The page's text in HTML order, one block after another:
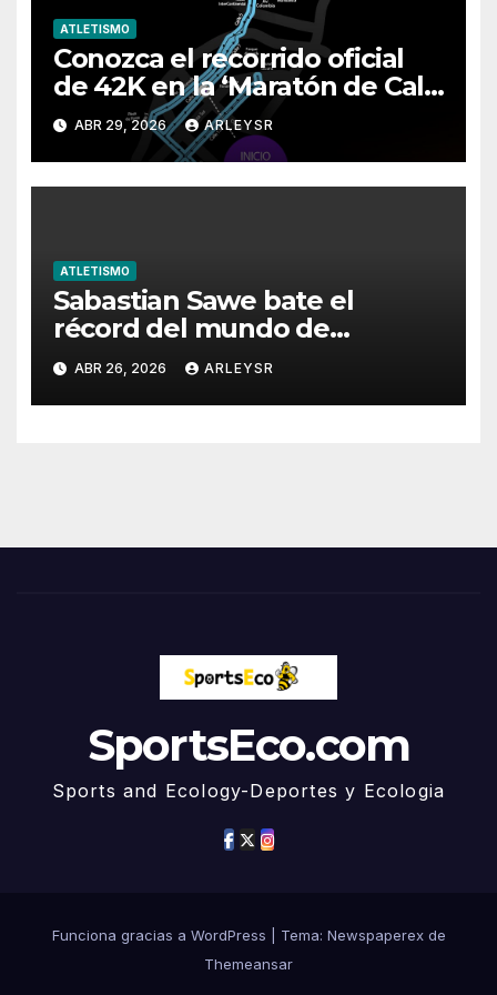
ATLETISMO
Conozca el recorrido oficial
de 42K en la ‘Maratón de Cali
2026’
ABR 29, 2026 ARLEYSR
ATLETISMO
Sabastian Sawe bate el
récord del mundo de
maratón en Londres 2026
ABR 26, 2026 ARLEYSR
SportsEco.com
Sports and Ecology-Deportes y Ecologia
Funciona gracias a WordPress
Tema: Newspaperex de
Themeansar